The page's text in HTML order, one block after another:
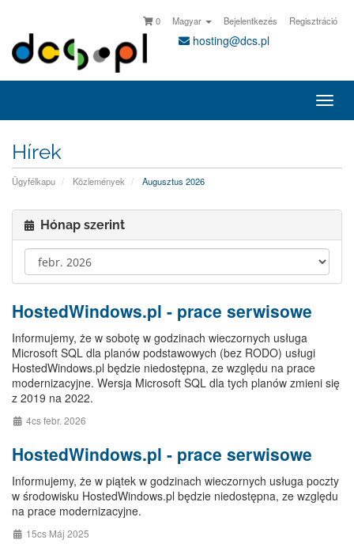
0 Magyar Bejelentkezés Regisztráció
hosting@dcs.pl
a
Hírek
Ügyfélkapu Közlemények Augusztus 2026
Hónap szerint
HostedWindows.pl - prace serwisowe
Informujemy, że w sobotę w godzinach wieczornych usługa
Microsoft SQL dla planów podstawowych (bez RODO) usługi
HostedWindows.pl będzie niedostępna, ze względu na prace
modernizacyjne. Wersja Microsoft SQL dla tych planów zmieni się
z 2019 na 2022.
4cs febr. 2026
HostedWindows.pl - prace serwisowe
Informujemy, że w piątek w godzinach wieczornych usługa poczty
w środowisku HostedWindows.pl będzie niedostępna, ze względu
na prace modernizacyjne.
15cs Máj 2025